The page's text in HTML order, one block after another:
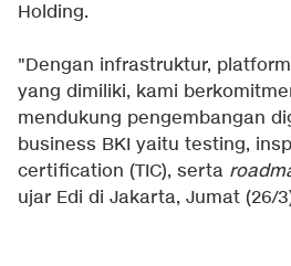
Holding.
"Dengan infrastruktur,
yang dimiliki, kami
mendukung pengembangan
business BKI yaitu testing,
certification (TIC), serta
ujar Edi di Jakarta, Jumat (26/